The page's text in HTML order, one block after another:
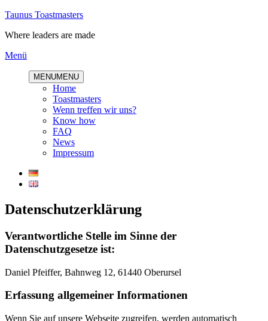
Direkt
Inhalt
Taunus Toastmasters
Where leaders are made
Menü
MENUMENU
Home
Toastmasters
Wenn treffen wir uns?
Know how
FAQ
News
Impressum
Datenschutzerklärung
Verantwortliche Stelle im Sinne der
Datenschutzgesetze ist:
Daniel Pfeiffer, Bahnweg 12, 61440 Oberursel
Erfassung allgemeiner Informationen
Wenn Sie auf unsere Webseite zugreifen, werden automatisch